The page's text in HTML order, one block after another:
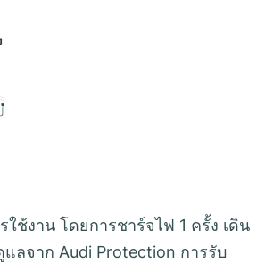
ช้งาน โดยการชาร์จไฟ 1 ครั้ง เดิน
ลจาก Audi Protection การรับ